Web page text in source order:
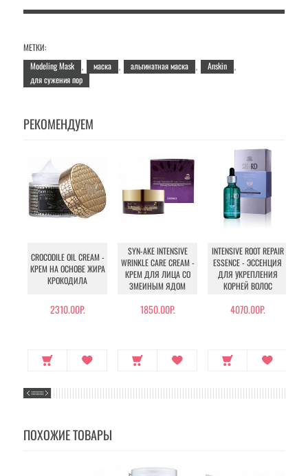
МЕТКИ:
Modeling Mask
маска альгинатная маска Anskin
для сужения пор
РЕКОМЕНДУЕМ
CROCODILE OIL CREAM -
КРЕМ НА ОСНОВЕ ЖИРА
КРОКОДИЛА
2310.00Р.
SYN-AKE INTENSIVE
WRINKLE CARE CREAM -
КРЕМ ДЛЯ ЛИЦА СО
ЗМЕИНЫМ ЯДОМ
1850.00Р.
INTENSIVE ROOT REPAIR
ESSENCE - ЭССЕНЦИЯ
ДЛЯ УКРЕПЛЕНИЯ
КОРНЕЙ ВОЛОС
4070.00Р.
ПОХОЖИЕ ТОВАРЫ